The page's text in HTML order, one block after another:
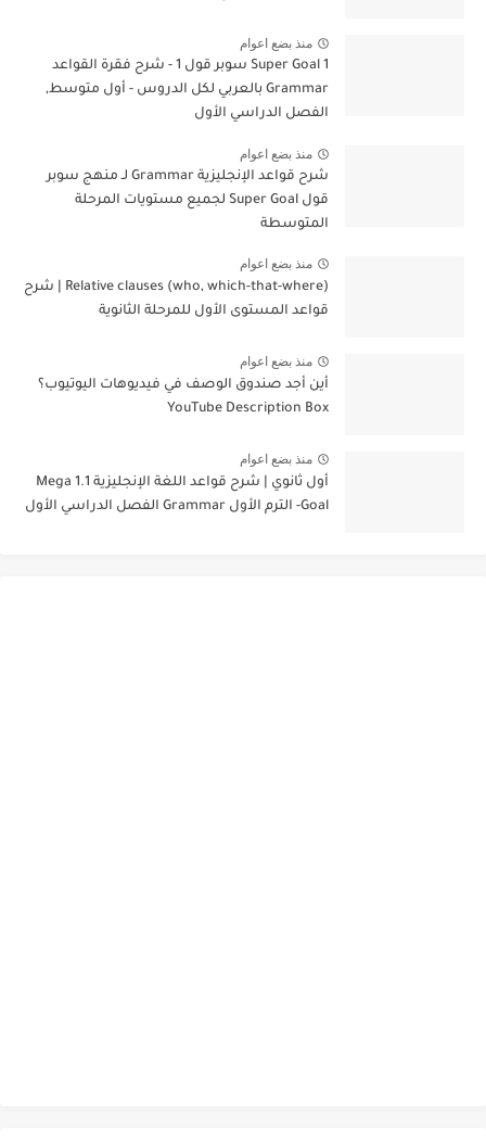
منذ بضع اعوام
Super Goal 1 سوبر قول 1 - شرح فقرة القواعد
Grammar بالعربي لكل الدروس - أول متوسط,
الفصل الدراسي الأول
منذ بضع اعوام
شرح قواعد الإنجليزية Grammar لـ منهج سوبر
قول Super Goal لجميع مستويات المرحلة
المتوسطة
منذ بضع اعوام
Relative clauses (who, which-that-where) | شرح
قواعد المستوى الأول للمرحلة الثانوية
منذ بضع اعوام
أين أجد صندوق الوصف في فيديوهات اليوتيوب؟
YouTube Description Box
منذ بضع اعوام
أول ثانوي | شرح قواعد اللغة الإنجليزية 1.1 Mega
Goal- الترم الأول Grammar الفصل الدراسي الأول